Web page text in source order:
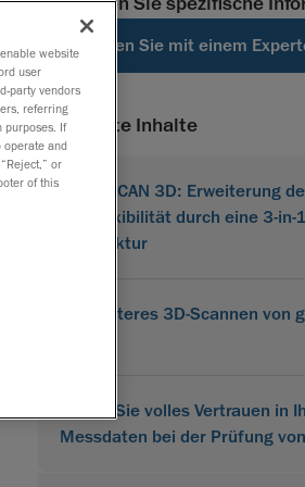
Sprechen Sie mit einem
Verwandte Inhalte
MetraSCAN 3D: Erweiterung
Prüfflexibilität durch eine 3-in-
Architektur
Effizienteres 3D-Scannen von
Haben Sie volles Vertrauen in
Messdaten bei der Prüfung
website
user
party vendors
referring
purposes. If
operate and
or
of this